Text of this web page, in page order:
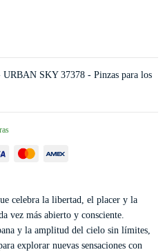
URBAN SKY 37378 - Pinzas para los
celebra la libertad, el placer y la
vez más abierto y consciente.
y la amplitud del cielo sin límites,
explorar nuevas sensaciones con